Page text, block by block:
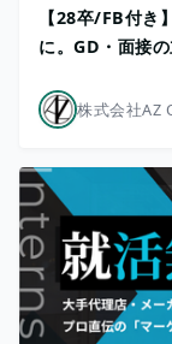
【28卒/FB付き
に。GD・面接
株式会社AZ